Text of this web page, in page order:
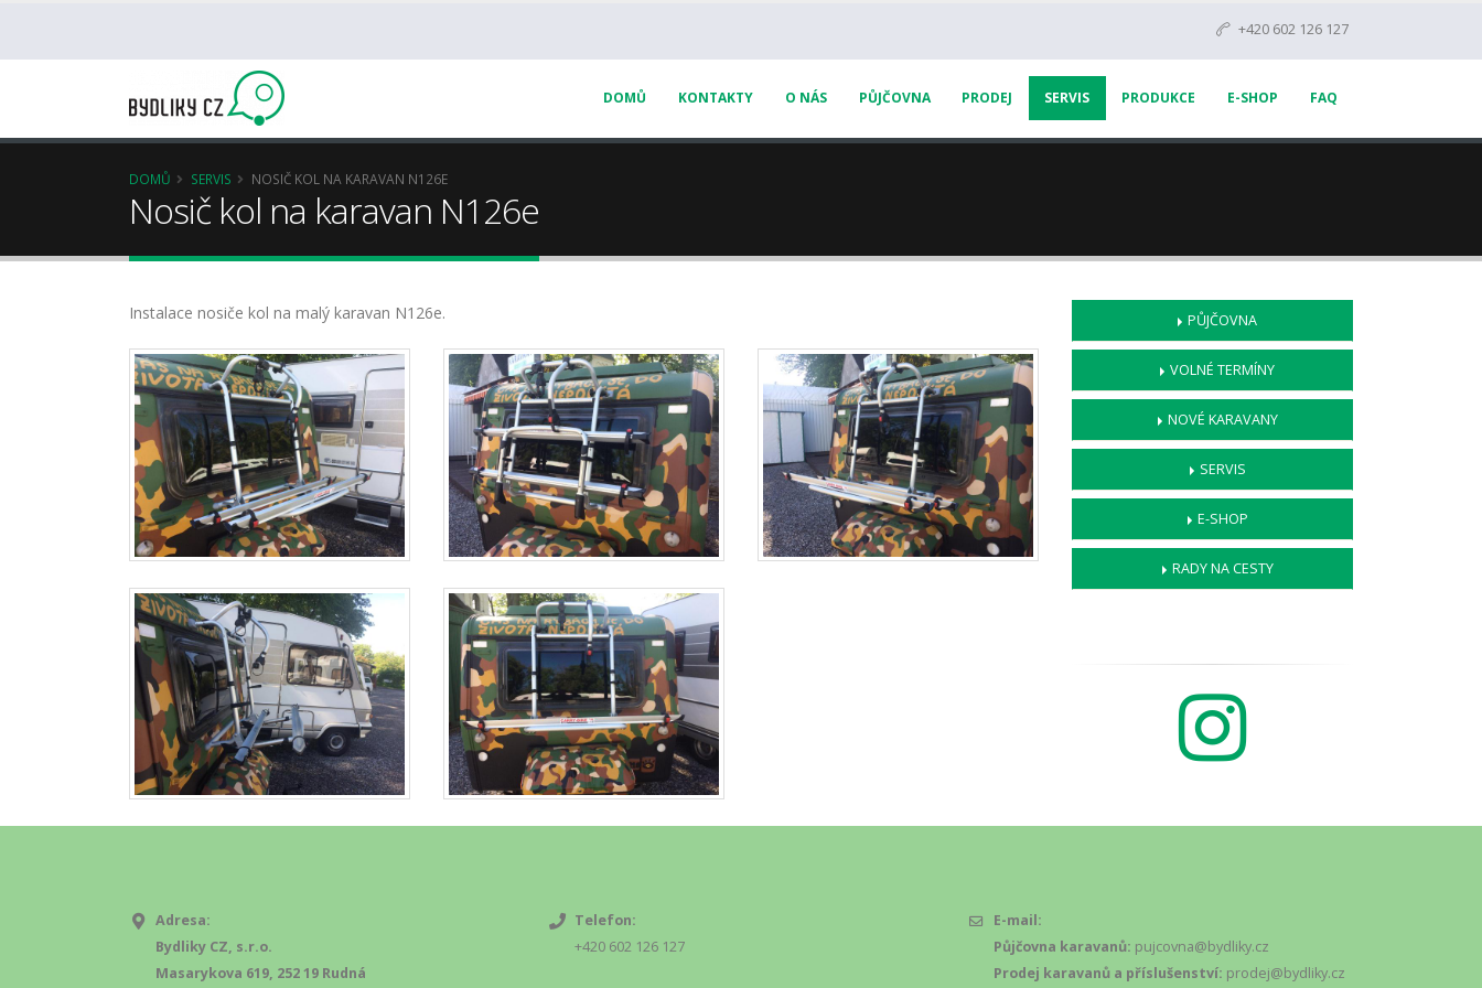
+420 602 126 127
DOMŮ KONTAKTY O NÁS PŮJČOVNA PRODEJ SERVIS PRODUKCE E-SHOP FAQ
DOMŮ SERVIS NOSIČ KOL NA KARAVAN N126E
Nosič kol na karavan N126e
Instalace nosiče kol na malý karavan N126e. PŮJČOVNA
VOLNÉ TERMÍNY
NOVÉ KARAVANY
SERVIS
E-SHOP
RADY NA CESTY
Adresa:
Bydliky CZ, s.r.o.
Masarykova 619, 252 19 Rudná
Telefon:
+420 602 126 127
E-mail:
Půjčovna karavanů: pujcovna@bydliky.cz
Prodej karavanů a příslušenství: prodej@bydliky.cz